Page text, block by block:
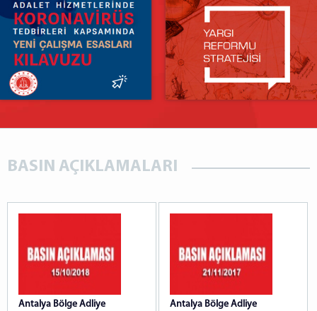
BASIN AÇIKLAMALARI
Antalya Bölge Adliye
Antalya Bölge Adliye